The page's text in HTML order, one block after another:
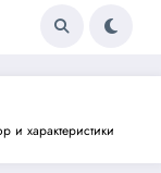
и характеристики